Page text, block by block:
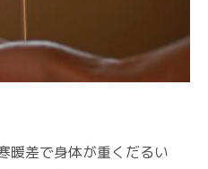
暖差で身体が重くだるい